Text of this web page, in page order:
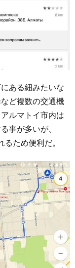
ある紐みたいな
ど複数の交通機
ルマトイ市内は
事が多いが、
ため便利だ。